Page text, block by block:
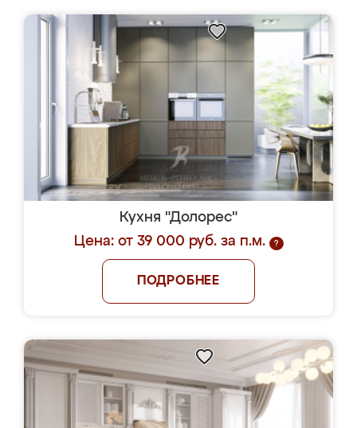
Кухня "Долорес"
Цена: от 39 000 руб. за п.м.
?
ПОДРОБНЕЕ